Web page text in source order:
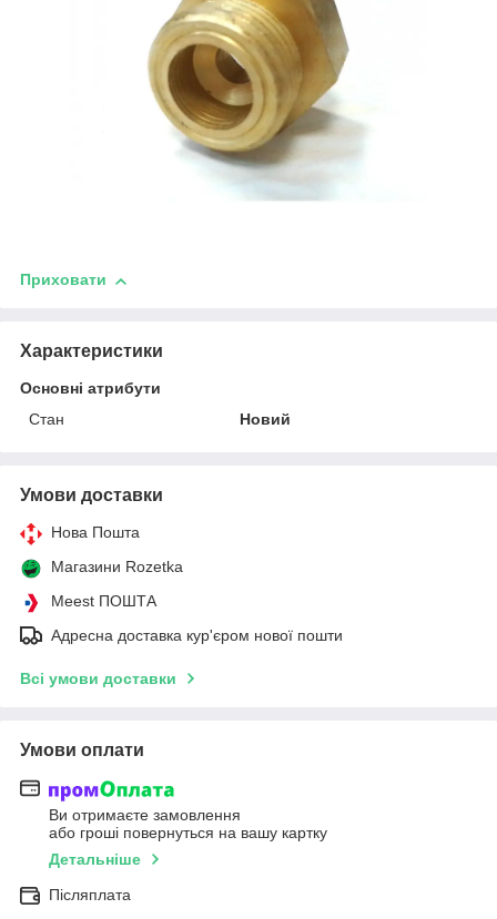
Приховати
Характеристики
Основні атрибути
Стан
Новий
Умови доставки
Нова Пошта
Магазини Rozetka
Meest ПОШТА
Адресна доставка кур'єром нової пошти
Всі умови доставки
Умови оплати
Ви отримаєте замовлення
або гроші повернуться на вашу картку
Детальніше
Післяплата